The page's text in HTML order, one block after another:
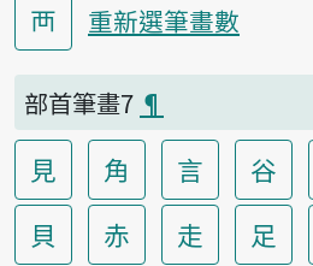
襾
重新選筆畫數
部首筆畫7 ¶
見 角 言 谷
貝
赤 走 足